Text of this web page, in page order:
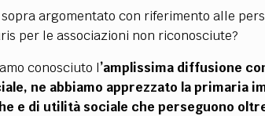
argomentato con riferimento alle
per le associazioni non riconosciute?
conosciuto l’amplissima diffusione
ne abbiamo apprezzato la primaria
e di utilità sociale che perseguono